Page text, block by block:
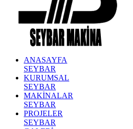
ANASAYFA
SEYBAR
KURUMSAL
SEYBAR
MAKİNALAR
SEYBAR
PROJELER
SEYBAR